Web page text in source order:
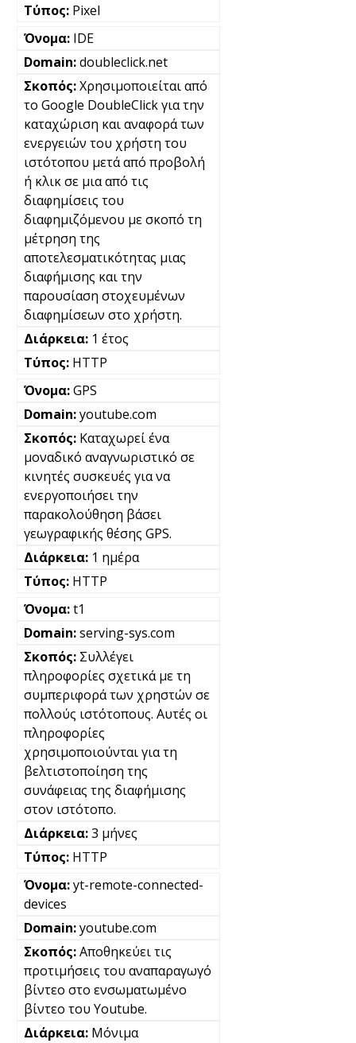
Pixel
IDE
doubleclick.net
Χρησιμοποιείται από
το Google DoubleClick για την
καταχώριση και αναφορά των
ενεργειών του χρήστη του
ιστότοπου μετά από προβολή
ή κλικ σε μια από τις
διαφημίσεις του
διαφημιζόμενου με σκοπό τη
μέτρηση της
αποτελεσματικότητας μιας
διαφήμισης και την
παρουσίαση στοχευμένων
διαφημίσεων στο χρήστη.
1 έτος
HTTP
GPS
youtube.com
Καταχωρεί ένα
μοναδικό αναγνωριστικό σε
κινητές συσκευές για να
ενεργοποιήσει την
παρακολούθηση βάσει
γεωγραφικής θέσης GPS.
1 ημέρα
HTTP
t1
serving-sys.com
Συλλέγει
πληροφορίες σχετικά με τη
συμπεριφορά των χρηστών σε
πολλούς ιστότοπους. Αυτές οι
πληροφορίες
χρησιμοποιούνται για τη
βελτιστοποίηση της
συνάφειας της διαφήμισης
στον ιστότοπο.
3 μήνες
HTTP
yt-remote-connected-
devices
youtube.com
Αποθηκεύει τις
προτιμήσεις του αναπαραγωγό
βίντεο στο ενσωματωμένο
βίντεο του Youtube.
Μόνιμα